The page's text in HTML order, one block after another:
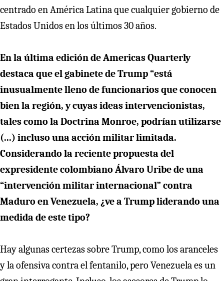
centrado en América Latina que cualquier gobierno de
Estados Unidos en los últimos 30 años.
En la última edición de Americas Quarterly
destaca que el gabinete de Trump “está
inusualmente lleno de funcionarios que conocen
bien la región, y cuyas ideas intervencionistas,
tales como la Doctrina Monroe, podrían utilizarse
(...) incluso una acción militar limitada.
Considerando la reciente propuesta del
expresidente colombiano Álvaro Uribe de una
“intervención militar internacional” contra
Maduro en Venezuela, ¿ve a Trump liderando una
medida de este tipo?
Hay algunas certezas sobre Trump, como los aranceles
y la ofensiva contra el fentanilo, pero Venezuela es un